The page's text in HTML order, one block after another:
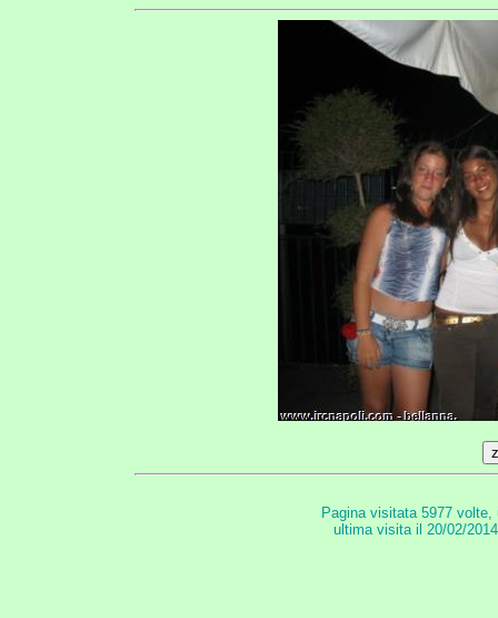
Pagina visitata 5977
ultima visita il 20/02/